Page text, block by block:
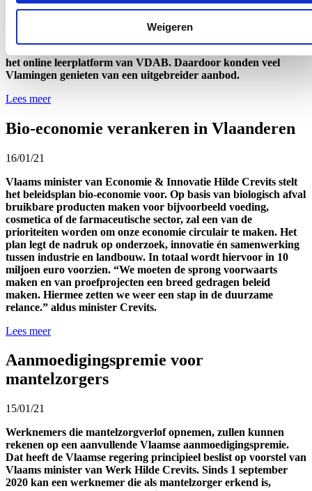
Weigeren
opleiding van VDAB. Dat zijn er bijna 23.000 meer dan in
2019, zo meldt Vlaams minister van Werk Hilde Crevits. In mei
voor een uitbreiding van het aanbod en een optimalisering van
het online leerplatform van VDAB. Daardoor konden veel
Vlamingen genieten van een uitgebreider aanbod.
Lees meer
Bio-economie verankeren in Vlaanderen
16/01/21
Vlaams minister van Economie & Innovatie Hilde Crevits stelt
het beleidsplan bio-economie voor. Op basis van biologisch afval
bruikbare producten maken voor bijvoorbeeld voeding,
cosmetica of de farmaceutische sector, zal een van de
prioriteiten worden om onze economie circulair te maken. Het
plan legt de nadruk op onderzoek, innovatie én samenwerking
tussen industrie en landbouw. In totaal wordt hiervoor in 10
miljoen euro voorzien. “We moeten de sprong voorwaarts
maken en van proefprojecten een breed gedragen beleid
maken. Hiermee zetten we weer een stap in de duurzame
relance.” aldus minister Crevits.
Lees meer
Aanmoedigingspremie voor
mantelzorgers
15/01/21
Werknemers die mantelzorgverlof opnemen, zullen kunnen
rekenen op een aanvullende Vlaamse aanmoedigingspremie.
Dat heeft de Vlaamse regering principieel beslist op voorstel van
Vlaams minister van Werk Hilde Crevits. Sinds 1 september
2020 kan een werknemer die als mantelzorger erkend is,